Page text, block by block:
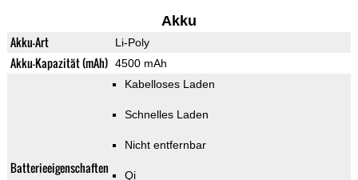
Akku
Akku-Art Li-Poly
Akku-Kapazität (mAh) 4500 mAh
Batterieeigenschaften
Kabelloses Laden
Schnelles Laden
Nicht entfernbar
Qi